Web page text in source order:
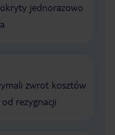
jednorazowo
zwrot kosztów
rezygnacji